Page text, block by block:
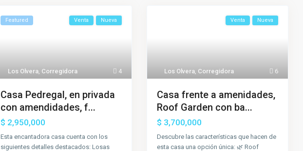
4
Los Olvera, Corregidora
Featured Venta Nueva
Casa Pedregal, en privada
con amendidades, f...
$ 2,950,000
Esta encantadora casa cuenta con los
siguientes detalles destacados: Losas
6
Los Olvera, Corregidora
Venta Nueva
Casa frente a amenidades,
Roof Garden con ba...
$ 3,700,000
Descubre las características que hacen de
esta casa una opción única: 🌿 Roof